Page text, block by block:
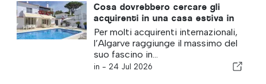
Cosa dovrebbero cercare gli
acquirenti in una casa estiva in
Algarve
Per molti acquirenti internazionali,
l’Algarve raggiunge il massimo del
suo fascino in...
in - 24 Jul 2026